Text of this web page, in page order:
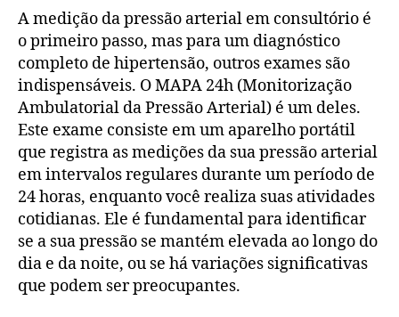
A medição da pressão arterial em consultório é
o primeiro passo, mas para um diagnóstico
completo de hipertensão, outros exames são
indispensáveis. O MAPA 24h (Monitorização
Ambulatorial da Pressão Arterial) é um deles.
Este exame consiste em um aparelho portátil
que registra as medições da sua pressão arterial
em intervalos regulares durante um período de
24 horas, enquanto você realiza suas atividades
cotidianas. Ele é fundamental para identificar
se a sua pressão se mantém elevada ao longo do
dia e da noite, ou se há variações significativas
que podem ser preocupantes.